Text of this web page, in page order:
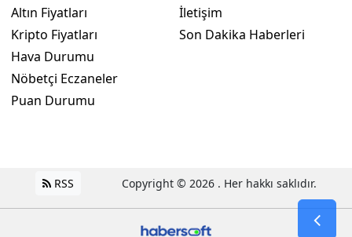
Altın Fiyatları
Kripto Fiyatları
Hava Durumu
Nöbetçi Eczaneler
Puan Durumu
İletişim
Son Dakika Haberleri
RSS Copyright © 2026 . Her hakkı saklıdır.